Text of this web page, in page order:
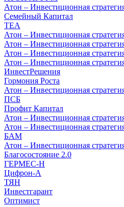
Атон – Инвестиционная
Семейный Капитал
ТЕА
Атон – Инвестиционная
Атон – Инвестиционная
Атон – Инвестиционная
Атон – Инвестиционная
ИнвестРешения
Гормония Роста
Атон – Инвестиционная
ПСБ
Профит Капитал
Атон – Инвестиционная
Атон – Инвестиционная
БАМ
Атон – Инвестиционная
Благосостояние 2.0
ГЕРМЕС-Н
Цифрон-А
ТЯН
Инвестгарант
Оптимист